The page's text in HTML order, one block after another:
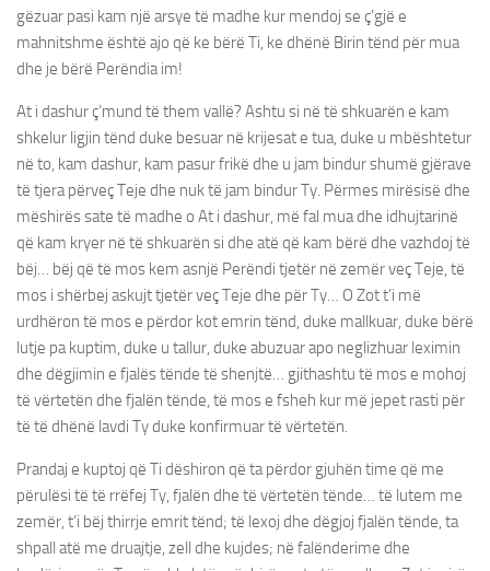
gëzuar pasi kam një arsye të madhe kur mendoj se ç’gjë e
mahnitshme është ajo që ke bërë Ti, ke dhënë Birin tënd për mua
dhe je bërë Perëndia im!
At i dashur ç’mund të them vallë? Ashtu si në të shkuarën e kam
shkelur ligjin tënd duke besuar në krijesat e tua, duke u mbështetur
në to, kam dashur, kam pasur frikë dhe u jam bindur shumë gjërave
të tjera përveç Teje dhe nuk të jam bindur Ty. Përmes mirësisë dhe
mëshirës sate të madhe o At i dashur, më fal mua dhe idhujtarinë
që kam kryer në të shkuarën si dhe atë që kam bërë dhe vazhdoj të
bëj… bëj që të mos kem asnjë Perëndi tjetër në zemër veç Teje, të
mos i shërbej askujt tjetër veç Teje dhe për Ty… O Zot t’i më
urdhëron të mos e përdor kot emrin tënd, duke mallkuar, duke bërë
lutje pa kuptim, duke u tallur, duke abuzuar apo neglizhuar leximin
dhe dëgjimin e fjalës tënde të shenjtë… gjithashtu të mos e mohoj
të vërtetën dhe fjalën tënde, të mos e fsheh kur më jepet rasti për
të të dhënë lavdi Ty duke konfirmuar të vërtetën.
Prandaj e kuptoj që Ti dëshiron që ta përdor gjuhën time që me
përulësi të të rrëfej Ty, fjalën dhe të vërtetën tënde… të lutem me
zemër, t’i bëj thirrje emrit tënd; të lexoj dhe dëgjoj fjalën tënde, ta
shpall atë me druajtje, zell dhe kujdes; në falënderime dhe